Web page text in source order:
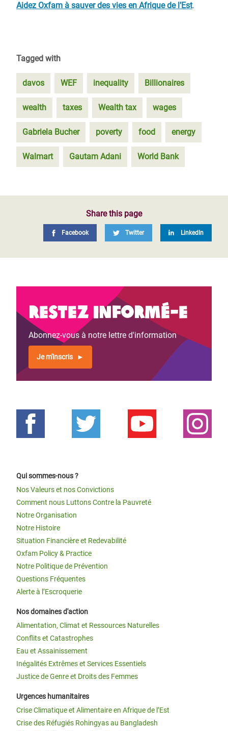
Aidez Oxfam à sauver des vies en Afrique de l’Est.
Tagged with
davos WEF inequality Billionaires
wealth taxes Wealth tax wages
Gabriela Bucher poverty food energy
Walmart Gautam Adani World Bank
Share this page
Facebook Twitter LinkedIn
Restez informé-e
Abonnez-vous à notre lettre d'information
Je m'inscris
Qui sommes-nous ?
Nos Valeurs et nos Convictions
Comment nous Luttons Contre la Pauvreté
Notre Organisation
Notre Histoire
Situation Financière et Redevabilité
Oxfam Policy & Practice
Notre Politique de Prévention
Questions Fréquentes
Alerte à l’Escroquerie
Nos domaines d'action
Alimentation, Climat et Ressources Naturelles
Conflits et Catastrophes
Eau et Assainissement
Inégalités Extrêmes et Services Essentiels
Justice de Genre et Droits des Femmes
Urgences humanitaires
Crise Climatique et Alimentaire en Afrique de l’Est
Crise des Réfugiés Rohingyas au Bangladesh